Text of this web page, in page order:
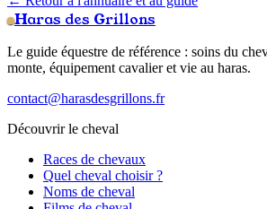
Haras des Grillons
Le guide équestre de référence : soins du
monte, équipement cavalier et vie au haras.
contact@harasdesgrillons.fr
Découvrir le cheval
Races de chevaux
Quel cheval choisir ?
Noms de cheval